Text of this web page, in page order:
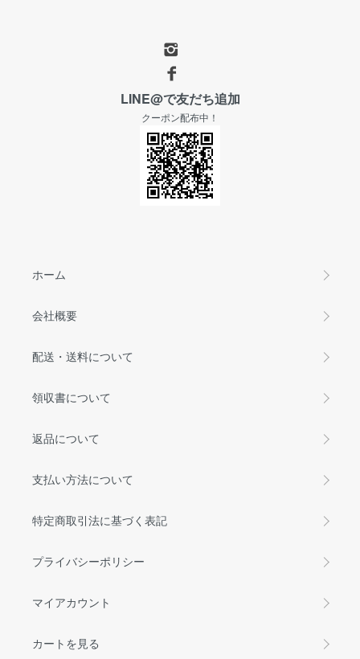
LINE@で友だち追加
クーポン配布中！
ホーム
会社概要
配送・送料について
領収書について
返品について
支払い方法について
特定商取引法に基づく表記
プライバシーポリシー
マイアカウント
カートを見る